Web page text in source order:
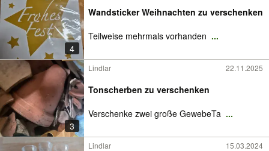
4
Wandsticker Weihnachten zu verschenken
Teilweise mehrmals vorhanden ...
3
Lindlar 22.11.2025
Tonscherben zu verschenken
Verschenke zwei große GewebeTa ...
Lindlar 15.03.2024